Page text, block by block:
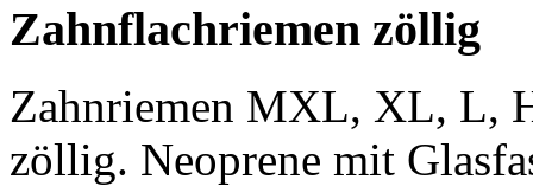
Zahnflachriemen zöllig
Zahnriemen MXL, XL, L,
zöllig. Neoprene mit